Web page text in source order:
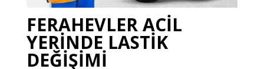
FERAHEVLER ACİL
YERİNDE LASTİK
DEĞİŞİMİ